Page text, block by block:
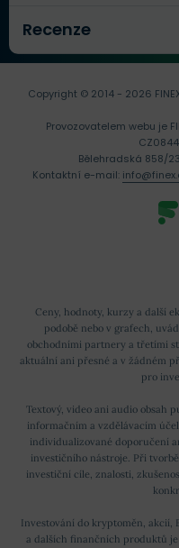
Recenze
Ceny, hodnoty, kurzy a další
podobě nebo v grafech,
obchodními partnery a třetími
aktuální ani přesné a v žádném
pro
Textový, video ani audio obsah
informačním a vzdělávacím
individualizované doporučení
investičního nástroje. Při
investiční cíle, znalosti,
Investování do kryptoměn, akcií,
a dalších finančních produktů
Copyright © 2014 - 2026 FINEX
Provozovatelem webu je
Bělehradská 858/
Kontaktní e-mail: